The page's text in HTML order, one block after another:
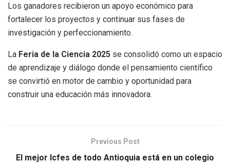
Los ganadores recibieron un apoyo económico para
fortalecer los proyectos y continuar sus fases de
investigación y perfeccionamiento.
La Feria de la Ciencia 2025 se consolidó como un espacio
de aprendizaje y diálogo donde el pensamiento científico
se convirtió en motor de cambio y oportunidad para
construir una educación más innovadora.
Previous Post
El mejor Icfes de todo Antioquia está en un colegio